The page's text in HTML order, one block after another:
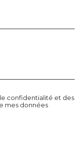
confidentialité et des
mes données